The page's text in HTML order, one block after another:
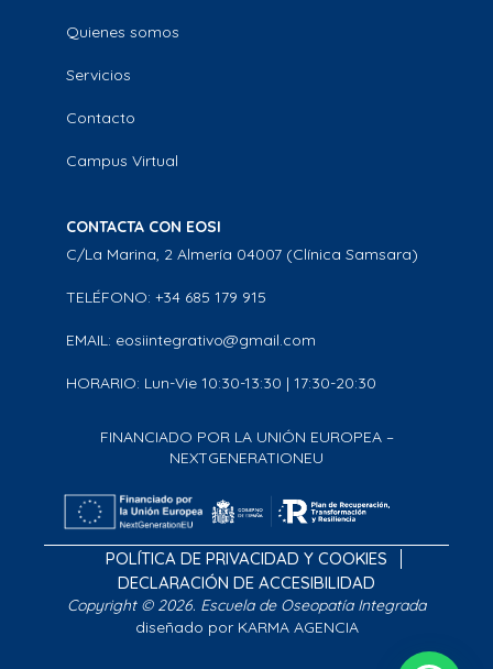
Quienes somos
Servicios
Contacto
Campus Virtual
CONTACTA CON EOSI
C/La Marina, 2 Almería 04007 (Clínica Samsara)
TELÉFONO: +34 685 179 915
EMAIL: eosiintegrativo@gmail.com
HORARIO: Lun-Vie 10:30-13:30 | 17:30-20:30
FINANCIADO POR LA UNIÓN EUROPEA –
NEXTGENERATIONEU
POLÍTICA DE PRIVACIDAD Y COOKIES
DECLARACIÓN DE ACCESIBILIDAD
Copyright © 2026. Escuela de Oseopatía Integrada
diseñado por KARMA AGENCIA